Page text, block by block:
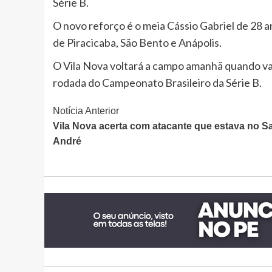
O novo reforço é o meia Cássio Gabriel de 28
de Piracicaba, São Bento e Anápolis.
O Vila Nova voltará a campo amanhã quando
rodada do Campeonato Brasileiro da Série B.
Continue
Lendo
Notícia Anterior
Vila Nova acerta com atacante que estava no
André